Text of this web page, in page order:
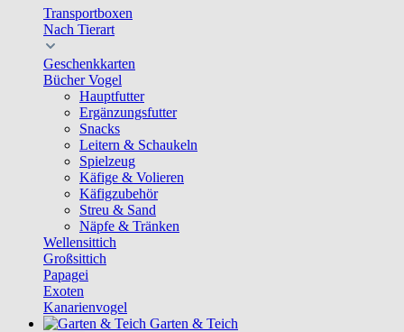
Transportboxen
Nach Tierart
Geschenkkarten
Bücher Vogel
Hauptfutter
Ergänzungsfutter
Snacks
Leitern & Schaukeln
Spielzeug
Käfige & Volieren
Käfigzubehör
Streu & Sand
Näpfe & Tränken
Wellensittich
Großsittich
Papagei
Exoten
Kanarienvogel
Garten & Teich